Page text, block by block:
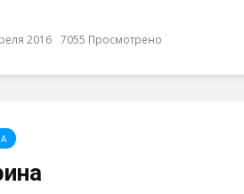
2016 7055 Просмотрено